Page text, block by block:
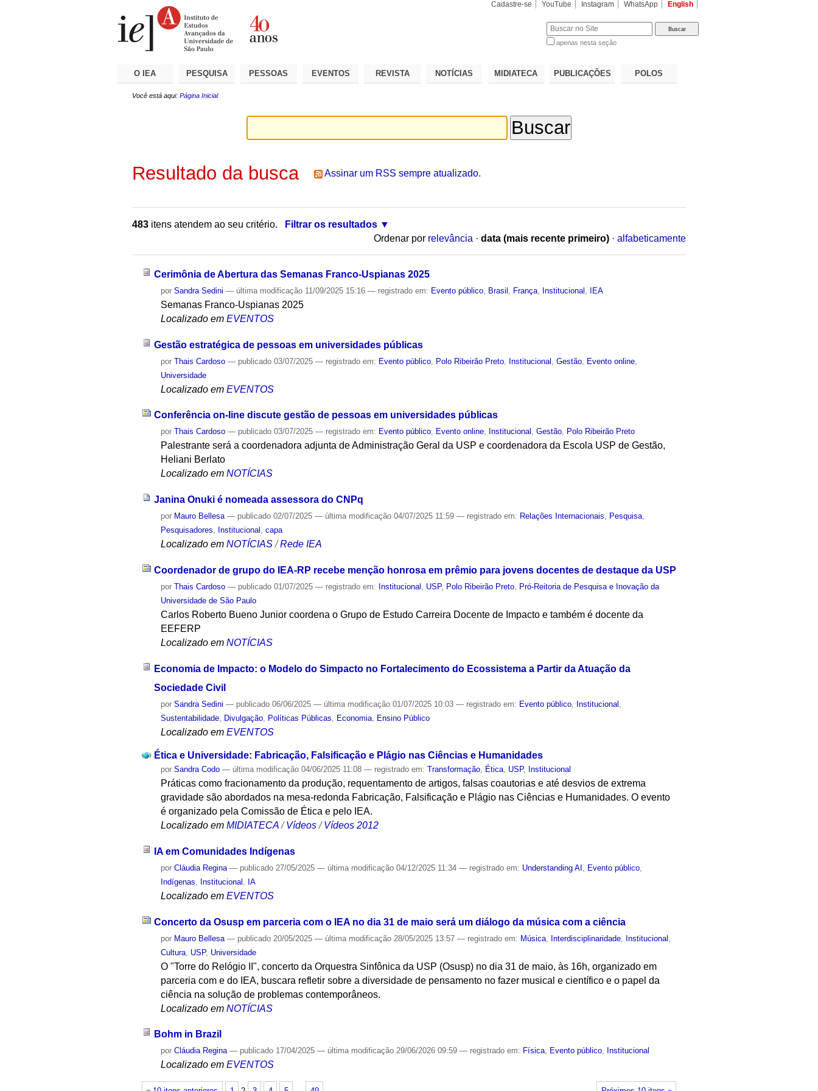
Cadastre-se YouTube Instagram WhatsApp English
apenas nesta seção
O IEA PESQUISA PESSOAS EVENTOS REVISTA NOTÍCIAS MIDIATECA PUBLICAÇÕES POLOS
Você está aqui: Página Inicial
Resultado da busca Assinar um RSS sempre atualizado.
483 itens atendem ao seu critério.
Filtrar os resultados
Ordenar por relevância · data (mais recente primeiro) · alfabeticamente
Cerimônia de Abertura das Semanas Franco-Uspianas 2025
porSandra Sedini — última modificação 11/09/2025 15:16— registrado em: Evento público Brasil França Institucional IEA
Semanas Franco-Uspianas 2025
Localizado em EVENTOS
Gestão estratégica de pessoas em universidades públicas
porThais Cardoso — publicado 03/07/2025— registrado em: Evento público Polo Ribeirão Preto Institucional ,Gestão Evento online
Universidade
Localizado em EVENTOS
Conferência on-line discute gestão de pessoas em universidades públicas
porThais Cardoso — publicado 03/07/2025— registrado em: Evento público, Evento online, Institucional ,Gestão, Polo Ribeirão Preto
Palestrante será a coordenadora adjunta de Administração Geral da USP e coordenadora da Escola USP de Gestão,
Heliani Berlato
Localizado em NOTÍCIAS
Janina Onuki é nomeada assessora do CNPq
por Mauro Bellesa — publicado 02/07/2025— última modificação 04/07/2025 11:59— registrado em: Relações Internacionais, Pesquisa,
Pesquisadores, Institucional ,capa
Localizado em NOTÍCIAS /Rede IEA
Coordenador de grupo do IEA-RP recebe menção honrosa em prêmio para jovens docentes de destaque da USP
porThais Cardoso — publicado 01/07/2025— registrado em: Institucional USP, Polo Ribeirão Preto
Pró-Reitoria de Pesquisa e Inovação da
Universidade de São Paulo
Carlos Roberto Bueno Junior coordena o Grupo de Estudo Carreira Docente de Impacto e também é docente da
EEFERP
Localizado em NOTÍCIAS
Economia de Impacto: o Modelo do Simpacto no Fortalecimento do Ecossistema a Partir da Atuação da
Sociedade Civil
porSandra Sedini — publicado 06/06/2025— última modificação 01/07/2025 10:03— registrado em: Evento público Institucional
Sustentabilidade Divulgação Políticas Públicas Economia Ensino Público
Localizado em EVENTOS
Ética e Universidade: Fabricação, Falsificação e Plágio nas Ciências e Humanidades
porSandra Codo — última modificação 04/06/2025 11:08— registrado em:Transformação, Ética, USP, Institucional
Práticas como fracionamento da produção, requentamento de artigos, falsas coautorias e até desvios de extrema
gravidade são abordados na mesa-redonda Fabricação, Falsificação e Plágio nas Ciências e Humanidades. O evento
é organizado pela Comissão de Ética e pelo IEA.
Localizado em MIDIATECA /Vídeos /Vídeos 2012
IA em Comunidades Indígenas
porCláudia Regina — publicado 27/05/2025— última modificação 04/12/2025 11:34— registrado em: Understanding AI Evento público
Indígenas
Institucional IA
Localizado em EVENTOS
Concerto da Osusp em parceria com o IEA no dia 31 de maio será um diálogo da música com a ciência
por Mauro Bellesa — publicado 20/05/2025— última modificação 28/05/2025 13:57— registrado em: Música Interdisciplinaridade Institucional
Cultura USP, Universidade
O "Torre do Relógio II", concerto da Orquestra Sinfônica da USP (Osusp) no dia 31 de maio, às 16h, organizado em
parceria com e do IEA, buscara refletir sobre a diversidade de pensamento no fazer musical e científico e o papel da
ciência na solução de problemas contemporâneos.
Localizado em NOTÍCIAS
Bohm in Brazil
porCláudia Regina — publicado 17/04/2025— última modificação 29/06/2026 09:59— registrado em: Física, Evento público, Institucional
Localizado em EVENTOS